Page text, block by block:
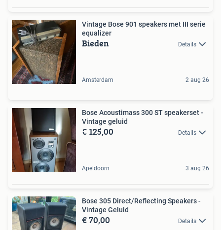
Vintage Bose 901 speakers met III serie
equalizer
Bieden Details
Amsterdam 2 aug 26
Bose Acoustimass 300 ST speakerset -
Vintage geluid
€ 125,00 Details
Apeldoorn 3 aug 26
Bose 305 Direct/Reflecting Speakers -
Vintage Geluid
€ 70,00 Details